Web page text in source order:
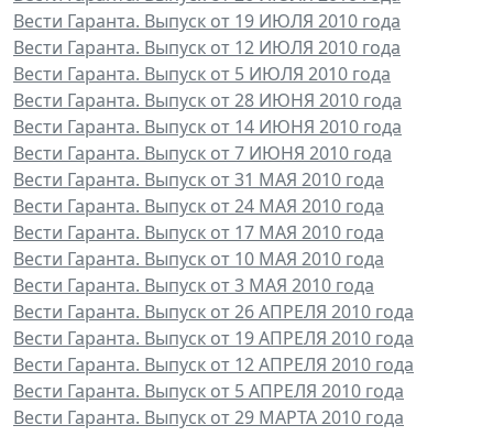
Вести Гаранта. Выпуск от 19 ИЮЛЯ 2010 года
Вести Гаранта. Выпуск от 12 ИЮЛЯ 2010 года
Вести Гаранта. Выпуск от 5 ИЮЛЯ 2010 года
Вести Гаранта. Выпуск от 28 ИЮНЯ 2010 года
Вести Гаранта. Выпуск от 14 ИЮНЯ 2010 года
Вести Гаранта. Выпуск от 7 ИЮНЯ 2010 года
Вести Гаранта. Выпуск от 31 МАЯ 2010 года
Вести Гаранта. Выпуск от 24 МАЯ 2010 года
Вести Гаранта. Выпуск от 17 МАЯ 2010 года
Вести Гаранта. Выпуск от 10 МАЯ 2010 года
Вести Гаранта. Выпуск от 3 МАЯ 2010 года
Вести Гаранта. Выпуск от 26 АПРЕЛЯ 2010 года
Вести Гаранта. Выпуск от 19 АПРЕЛЯ 2010 года
Вести Гаранта. Выпуск от 12 АПРЕЛЯ 2010 года
Вести Гаранта. Выпуск от 5 АПРЕЛЯ 2010 года
Вести Гаранта. Выпуск от 29 МАРТА 2010 года